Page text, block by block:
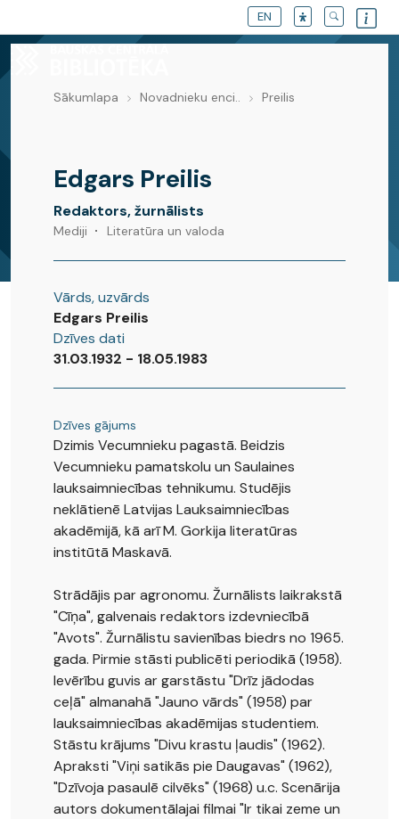
EN
Novadnieku enciklopēdija
Sākumlapa Novadnieku enci.. Preilis
Edgars Preilis
Redaktors, žurnālists
Mediji Literatūra un valoda
Vārds, uzvārds
Edgars Preilis
Dzīves dati
31.03.1932 - 18.05.1983
Dzīves gājums
Dzimis Vecumnieku pagastā. Beidzis
Vecumnieku pamatskolu un Saulaines
lauksaimniecības tehnikumu. Studējis
neklātienē Latvijas Lauksaimniecības
akadēmijā, kā arī M. Gorkija literatūras
institūtā Maskavā.
Strādājis par agronomu. Žurnālists laikrakstā
"Cīņa", galvenais redaktors izdevniecībā
"Avots". Žurnālistu savienības biedrs no 1965.
gada. Pirmie stāsti publicēti periodikā (1958).
Ievērību guvis ar garstāstu "Drīz jādodas
ceļā" almanahā "Jauno vārds" (1958) par
lauksaimniecības akadēmijas studentiem.
Stāstu krājums "Divu krastu ļaudis" (1962).
Apraksti "Viņi satikās pie Daugavas" (1962),
"Dzīvoja pasaulē cilvēks" (1968) u.c. Scenārija
autors dokumentālajai filmai "Ir tikai zeme un